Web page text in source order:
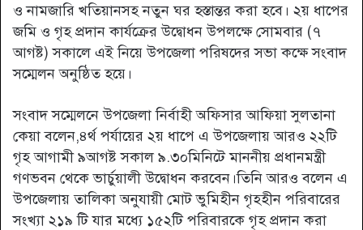
ও নামজারি খতিয়ানসহ নতুন ঘর হস্তান্তর করা হবে। ২য় ধাপের
জমি ও গৃহ প্রদান কার্যক্রের উদ্বোধন উপলক্ষে সোমবার (৭
আগষ্ট) সকালে এই নিয়ে উপজেলা পরিষদের সভা কক্ষে সংবাদ
সম্মেলন অনুষ্ঠিত হয়ে।
সংবাদ সম্মেলনে উপজেলা নির্বাহী অফিসার আফিয়া সুলতানা
কেয়া বলেন,৪র্থ পর্যায়ের ২য় ধাপে এ উপজেলায় আরও ২২টি
গৃহ আগামী ৯আগষ্ট সকাল ৯.৩০মিনিটে মাননীয় প্রধানমন্ত্রী
গণভবন থেকে ভার্চুয়ালী উদ্বোধন করবেন।তিনি আরও বলেন এ
উপজেলায় তালিকা অনুযায়ী মোট ভুমিহীন গৃহহীন পরিবারের
সংখ্যা ২১৯ টি যার মধ্যে ১৫২টি পরিবারকে গৃহ প্রদান করা